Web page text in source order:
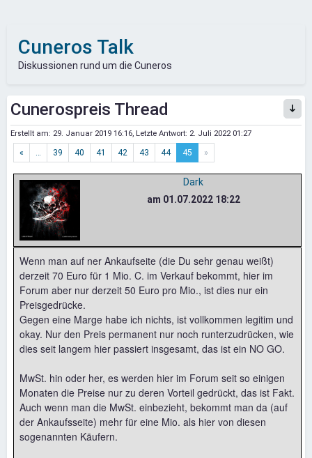
Cuneros Talk
Diskussionen rund um die Cuneros
Cunerospreis Thread
Erstellt am: 29. Januar 2019 16:16, Letzte Antwort: 2. Juli 2022 01:27
« … 39 40 41 42 43 44 45 »
Dark
am 01.07.2022 18:22
Wenn man auf ner Ankaufseite (die Du sehr genau weißt)
derzeit 70 Euro für 1 Mio. C. im Verkauf bekommt, hier im
Forum aber nur derzeit 50 Euro pro Mio., ist dies nur ein
Preisgedrücke.
Gegen eine Marge habe ich nichts, ist vollkommen legitim und
okay. Nur den Preis permanent nur noch runterzudrücken, wie
dies seit langem hier passiert insgesamt, das ist ein NO GO.
MwSt. hin oder her, es werden hier im Forum seit so einigen
Monaten die Preise nur zu deren Vorteil gedrückt, das ist Fakt.
Auch wenn man die MwSt. einbezieht, bekommt man da (auf
der Ankaufsseite) mehr für eine Mio. als hier von diesen
sogenannten Käufern.